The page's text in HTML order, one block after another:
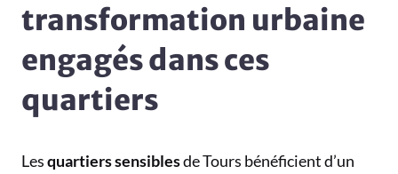
transformation urbaine
engagés dans ces
quartiers
Lesquartiers sensiblesde Tours bénéficient d’un